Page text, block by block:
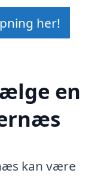
her!
en
kan være